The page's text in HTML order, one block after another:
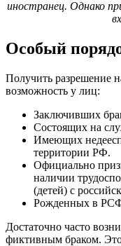
иностранец. Однако
Особый
Получить разрешение
возможность у лиц:
Заключивших
Состоящих на
Имеющих
территории РФ.
Официально
наличии
(детей) с
Рожденных в
Достаточно часто
фиктивным браком. Это